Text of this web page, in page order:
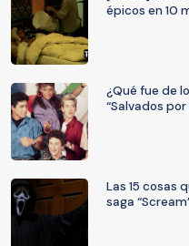
épicos en 10
¿Qué fue de
“Salvados
Las 15 cosas
saga